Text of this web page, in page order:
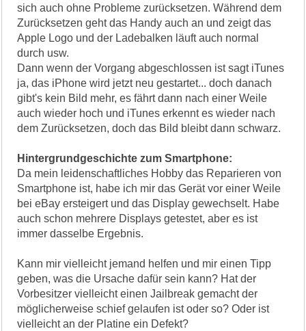
sich auch ohne Probleme zurücksetzen. Während dem
Zurücksetzen geht das Handy auch an und zeigt das
Apple Logo und der Ladebalken läuft auch normal
durch usw.
Dann wenn der Vorgang abgeschlossen ist sagt iTunes
ja, das iPhone wird jetzt neu gestartet... doch danach
gibt's kein Bild mehr, es fährt dann nach einer Weile
auch wieder hoch und iTunes erkennt es wieder nach
dem Zurücksetzen, doch das Bild bleibt dann schwarz.
Hintergrundgeschichte zum Smartphone:
Da mein leidenschaftliches Hobby das Reparieren von
Smartphone ist, habe ich mir das Gerät vor einer Weile
bei eBay ersteigert und das Display gewechselt. Habe
auch schon mehrere Displays getestet, aber es ist
immer dasselbe Ergebnis.
Kann mir vielleicht jemand helfen und mir einen Tipp
geben, was die Ursache dafür sein kann? Hat der
Vorbesitzer vielleicht einen Jailbreak gemacht der
möglicherweise schief gelaufen ist oder so? Oder ist
vielleicht an der Platine ein Defekt?